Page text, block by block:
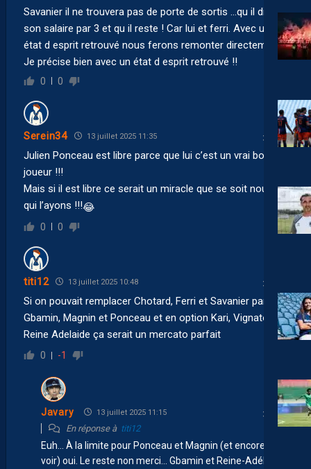
Savanier il ne trouvera pas de porte de sortis …qu il divise
son salaire par 3 et qu il reste ! Car lui et ferri. Avec un
état d esprit retrouvé nous ferons remonter directement.
Je précise bien avec un état d esprit retrouvé !!
0 0
Serein34 13 juillet 2025 11:35
Julien Ponceau est libre parce que lui c’est un vrai bon
joueur !!!
Mais si il est libre ce serait un miracle que se soit nous
qui l’ayons !!!😂
0 0
titi12 13 juillet 2025 10:48
Si on pouvait remplacer Chotard, Ferri et Savanier par
Gbamin, Magnin et Ponceau et en option Kari, Vignato ou
Reine Adelaide ça serait un mercato parfait
0 -1
Javary 13 juillet 2025 11:15
En réponse à titi12
Euh… À la limite pour Ponceau et Magnin (et encore, à
voir) oui. Le reste non merci… Gbamin et Reine-Adélaïde